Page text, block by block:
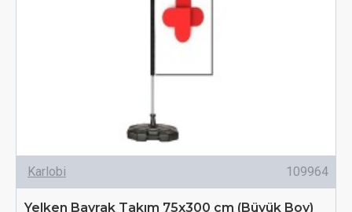
Karlobi 109964
Yelken Bayrak Takım 75x300 cm (Büyük Boy)